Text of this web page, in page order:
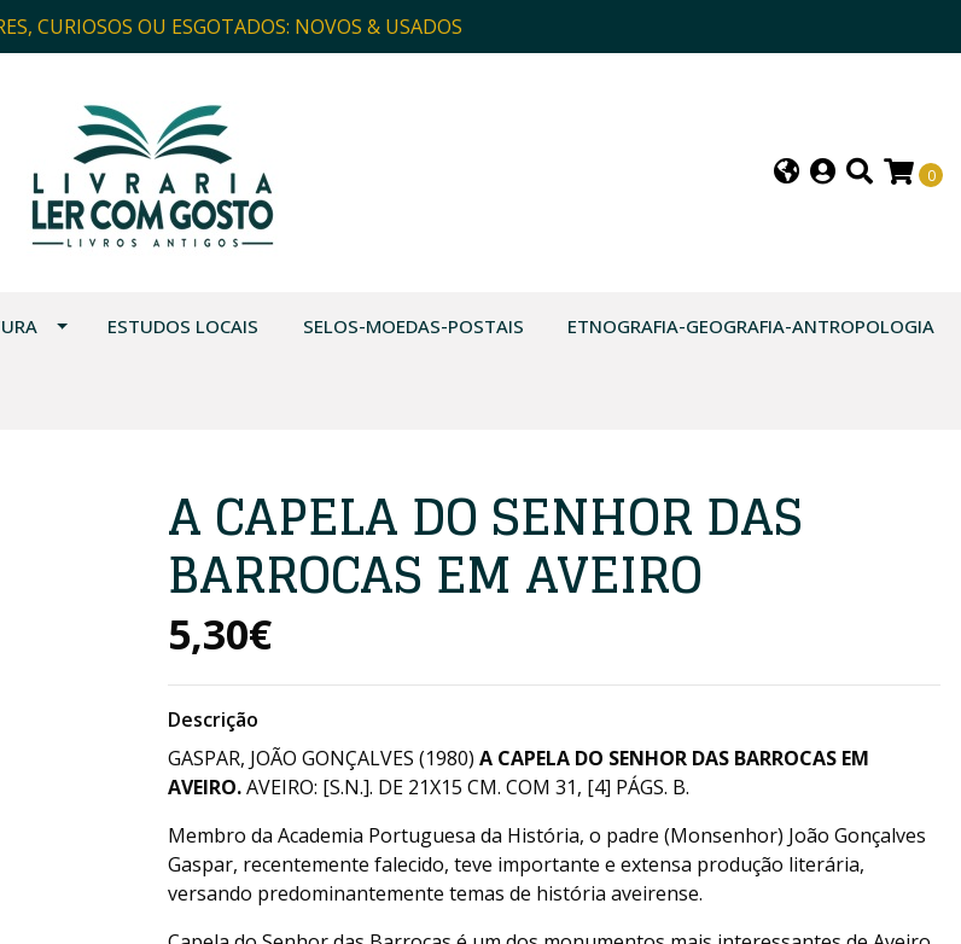
CURIOSOS OU ESGOTADOS: NOVOS & USADOS
0
ESTUDOS LOCAIS SELOS-MOEDAS-POSTAIS ETNOGRAFIA-GEOGRAFIA-ANTROPOLOGIA
A CAPELA DO SENHOR DAS
BARROCAS EM AVEIRO
5,30€
Descrição
GASPAR, JOÃO GONÇALVES (1980) A CAPELA DO SENHOR DAS BARROCAS EM
AVEIRO.AVEIRO: [S.N.]. DE 21X15 CM. COM 31, [4] PÁGS. B.
Membro da Academia Portuguesa da História, o padre (Monsenhor) João Gonçalves
Gaspar, recentemente falecido, teve importante e extensa produção literária,
versando predominantemente temas de história aveirense.